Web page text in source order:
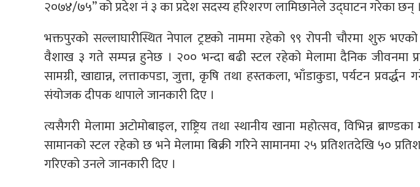
२०७४/७५” को प्रदेश नं ३ का प्रदेश सदस्य हरिशरण लामिछानेले उद्घाटन गरेका छन् ।
भक्तपुरको सल्लाघारीस्थित नेपाल ट्रष्टको नाममा रहेको ९९ रोपनी चौरमा शुरु
वैशाख ३ गते सम्पन्न हुनेछ । २०० भन्दा बढी स्टल रहेको मेलामा दैनिक जीवनमा
सामग्री, खाद्यान्न, लत्ताकपडा, जुत्ता, कृषि तथा हस्तकला, भाँडाकुडा, पर्यटन
संयोजक दीपक थापाले जानकारी दिए ।
त्यसैगरी मेलामा अटोमोबाइल, राष्ट्रिय तथा स्थानीय खाना महोत्सव, विभिन्न
सामानको स्टल रहेको छ भने मेलामा बिक्री गरिने सामानमा २५ प्रतिशतदेखि ५०
गरिएको उनले जानकारी दिए ।